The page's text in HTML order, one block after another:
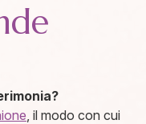
, il modo con cui